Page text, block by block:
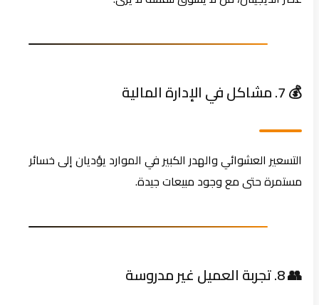
التسعير العشوائي والهدر الكبير في الموارد يؤديان إلى خسائر
مستمرة حتى مع وجود مبيعات جيدة.